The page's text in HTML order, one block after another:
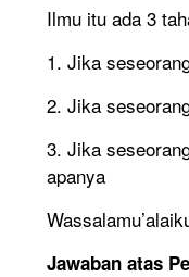
Ilmu itu ada 3
1. Jika
2. Jika
3. Jika
apanya
Jawaban atas